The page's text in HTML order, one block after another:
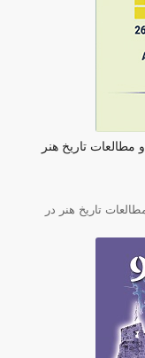
تاریخ هنر
تاریخ هنر در